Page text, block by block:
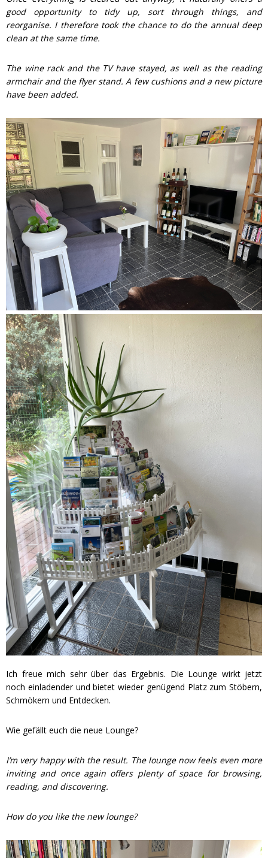
good opportunity to tidy up, sort through things, and
reorganise. I therefore took the chance to do the annual deep
clean at the same time.
The wine rack and the TV have stayed, as well as the reading
armchair and the flyer stand. A few cushions and a new picture
have been added.
Ich freue mich sehr über das Ergebnis. Die Lounge wirkt jetzt
noch einladender und bietet wieder genügend Platz zum Stöbern,
Schmökern und Entdecken.
Wie gefällt euch die neue Lounge?
I’m very happy with the result. The lounge now feels even more
inviting and once again offers plenty of space for browsing,
reading, and discovering.
How do you like the new lounge?